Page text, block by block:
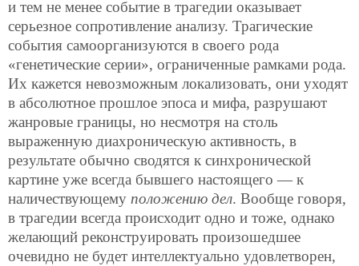
и тем не менее событие в трагедии оказывает
серьезное сопротивление анализу. Трагические
события самоорганизуются в своего рода
«генетические серии», ограниченные рамками рода.
Их кажется невозможным локализовать, они уходят
в абсолютное прошлое эпоса и мифа, разрушают
жанровые границы, но несмотря на столь
выраженную диахроническую активность, в
результате обычно сводятся к синхронической
картине уже всегда бывшего настоящего — к
наличествующему положению дел. Вообще говоря,
в трагедии всегда происходит одно и тоже, однако
желающий реконструировать произошедшее
очевидно не будет интеллектуально удовлетворен,